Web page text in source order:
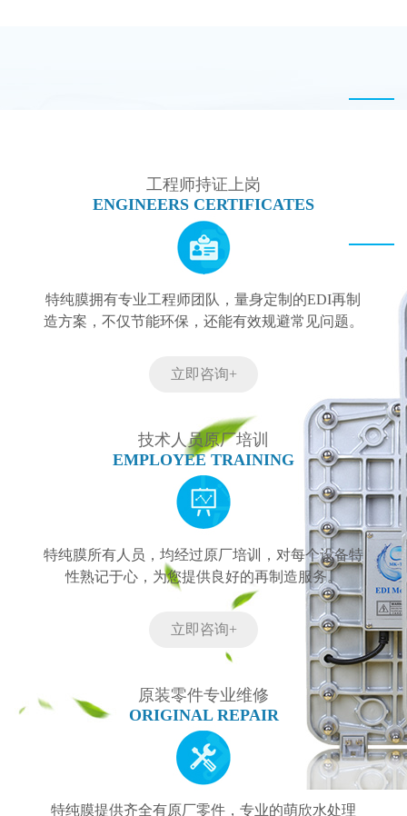
工程师持证上岗
ENGINEERS CERTIFICATES
特纯膜拥有专业工程师团队，量身定制的EDI再制
造方案，不仅节能环保，还能有效规避常见问题。
立即咨询+
技术人员原厂培训
EMPLOYEE TRAINING
特纯膜所有人员，均经过原厂培训，对每个设备特
性熟记于心，为您提供良好的再制造服务。
立即咨询+
原装零件专业维修
ORIGINAL REPAIR
特纯膜提供齐全有原厂零件，专业的萌欣水处理